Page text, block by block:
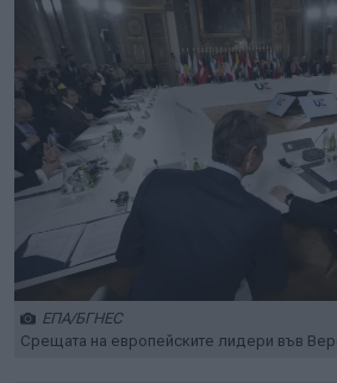
ЕПА/БГНЕС
Срещата на европейските лидери във